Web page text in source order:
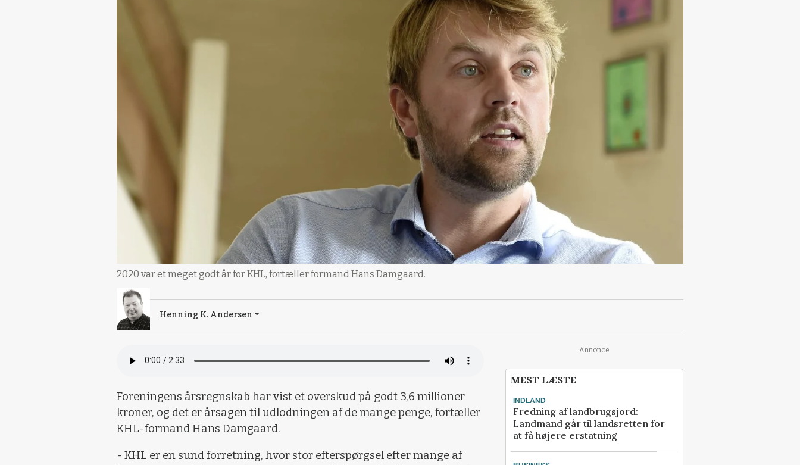
2020 var et meget godt år for KHL, fortæller formand Hans Damgaard.
Henning K. Andersen
Foreningens årsregnskab har vist et overskud på godt 3,6 millioner
kroner, og det er årsagen til udlodningen af de mange penge, fortæller
KHL-formand Hans Damgaard.
- KHL er en sund forretning, hvor stor efterspørgsel efter mange af
Annonce
MEST LÆSTE
INDLAND
Fredning af landbrugsjord:
Landmand går til landsretten for
at få højere erstatning